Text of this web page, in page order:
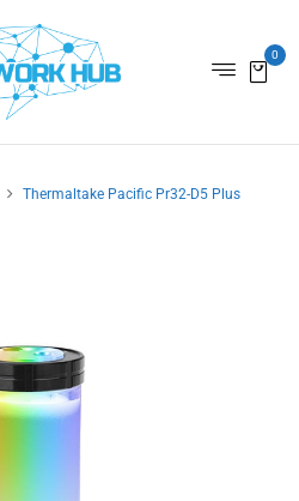
0
Thermaltake Pacific Pr32-D5 Plus